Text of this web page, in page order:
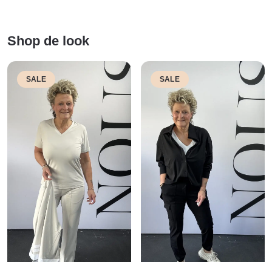
Shop de look
SALE SALE